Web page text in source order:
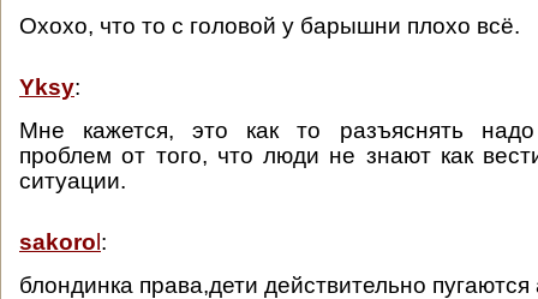
Охохо, что то с головой у барышни плохо всё.
Yksy:
Мне кажется, это как то разъяснять
проблем от того, что люди не знают как
ситуации.
sakoro :
блондинка права,дети действительно пугаются